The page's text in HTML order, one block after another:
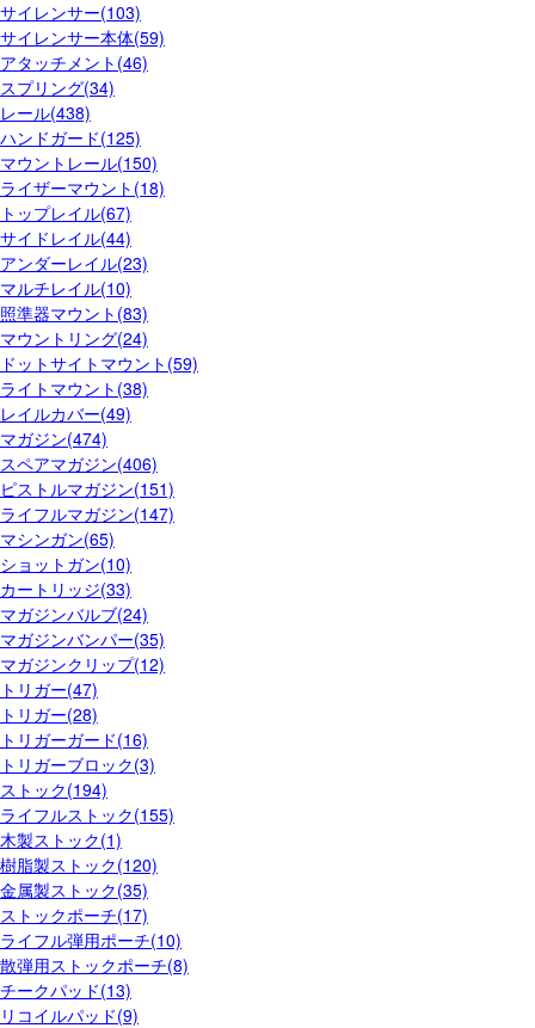
サイレンサー(103)
サイレンサー本体(59)
アタッチメント(46)
スプリング(34)
レール(438)
ハンドガード(125)
マウントレール(150)
ライザーマウント(18)
トップレイル(67)
サイドレイル(44)
アンダーレイル(23)
マルチレイル(10)
照準器マウント(83)
マウントリング(24)
ドットサイトマウント(59)
ライトマウント(38)
レイルカバー(49)
マガジン(474)
スペアマガジン(406)
ピストルマガジン(151)
ライフルマガジン(147)
マシンガン(65)
ショットガン(10)
カートリッジ(33)
マガジンバルブ(24)
マガジンバンパー(35)
マガジンクリップ(12)
トリガー(47)
トリガー(28)
トリガーガード(16)
トリガーブロック(3)
ストック(194)
ライフルストック(155)
木製ストック(1)
樹脂製ストック(120)
金属製ストック(35)
ストックポーチ(17)
ライフル弾用ポーチ(10)
散弾用ストックポーチ(8)
チークパッド(13)
リコイルパッド(9)